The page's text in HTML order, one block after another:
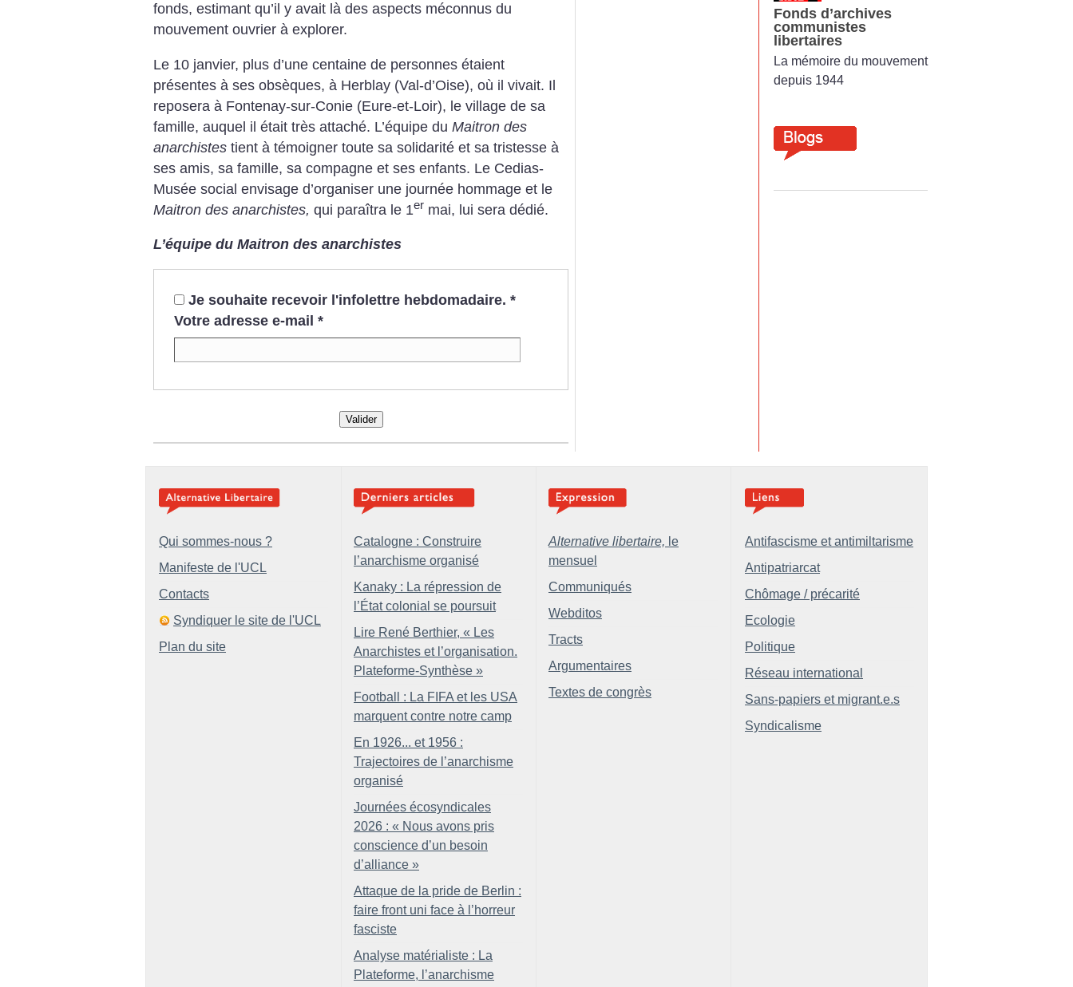
fonds, estimant qu’il y avait là des aspects méconnus du
mouvement ouvrier à explorer.
Le 10 janvier, plus d’une centaine de personnes étaient
présentes à ses obsèques, à Herblay (Val-d’Oise), où il vivait. Il
reposera à Fontenay-sur-Conie (Eure-et-Loir), le village de sa
famille, auquel il était très attaché. L’équipe du Maitron des
anarchistes tient à témoigner toute sa solidarité et sa tristesse à
ses amis, sa famille, sa compagne et ses enfants. Le Cedias-
Musée social envisage d’organiser une journée hommage et le
Maitron des anarchistes, qui paraîtra le 1er mai, lui sera dédié.
L’équipe du Maitron des anarchistes
Je souhaite recevoir l'infolettre hebdomadaire. *
Votre adresse e-mail *
Valider
Fonds d’archives
communistes
libertaires
La mémoire du mouvement
depuis 1944
Qui sommes-nous ?
Manifeste de l'UCL
Contacts
Syndiquer le site de l'UCL
Plan du site
Catalogne : Construire
l’anarchisme organisé
Kanaky : La répression de
l’État colonial se poursuit
Lire René Berthier, « Les
Anarchistes et l’organisation.
Plateforme-Synthèse »
Football : La FIFA et les USA
marquent contre notre camp
En 1926... et 1956 :
Trajectoires de l’anarchisme
organisé
Journées écosyndicales
2026 : « Nous avons pris
conscience d’un besoin
d’alliance »
Attaque de la pride de Berlin :
faire front uni face à l’horreur
fasciste
Analyse matérialiste : La
Plateforme, l’anarchisme
Alternative libertaire, le
mensuel
Communiqués
Webditos
Tracts
Argumentaires
Textes de congrès
Antifascisme et antimiltarisme
Antipatriarcat
Chômage / précarité
Ecologie
Politique
Réseau international
Sans-papiers et migrant.e.s
Syndicalisme